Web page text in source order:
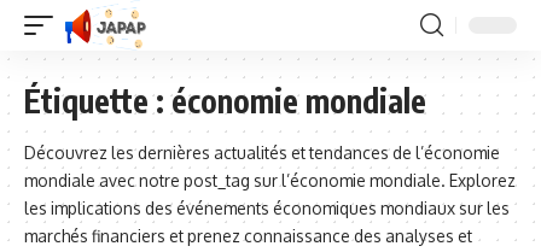
Étiquette :économie mondiale
Découvrez les dernières actualités et tendances de l’économie
mondiale avec notre post_tag sur l’économie mondiale. Explorez
les implications des événements économiques mondiaux sur les
marchés financiers et prenez connaissance des analyses et